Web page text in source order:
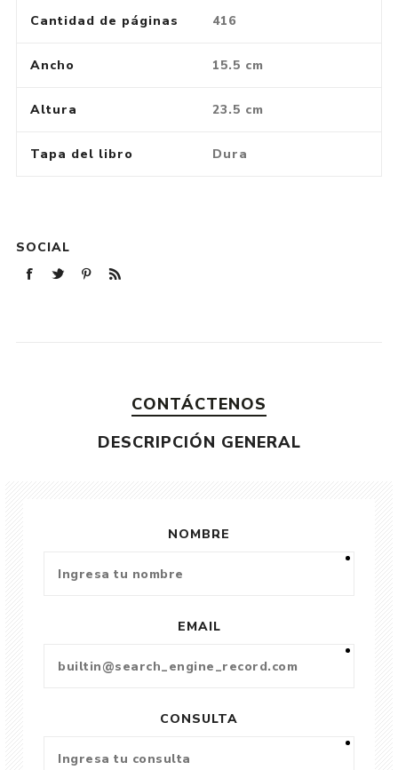
Cantidad de páginas 416
Ancho 15.5 cm
Altura 23.5 cm
Tapa del libro Dura
SOCIAL
CONTÁCTENOS
DESCRIPCIÓN GENERAL
NOMBRE
EMAIL
CONSULTA